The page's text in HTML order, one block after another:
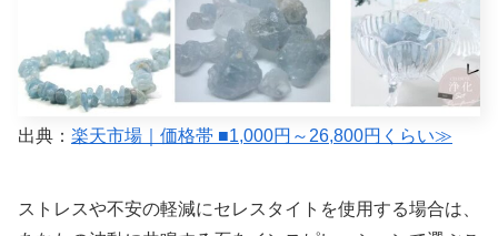
出典： 楽天市場｜価格帯 ■1,000円～26,800円くらい≫
ストレスや不安の軽減にセレスタイトを使用する場合は、